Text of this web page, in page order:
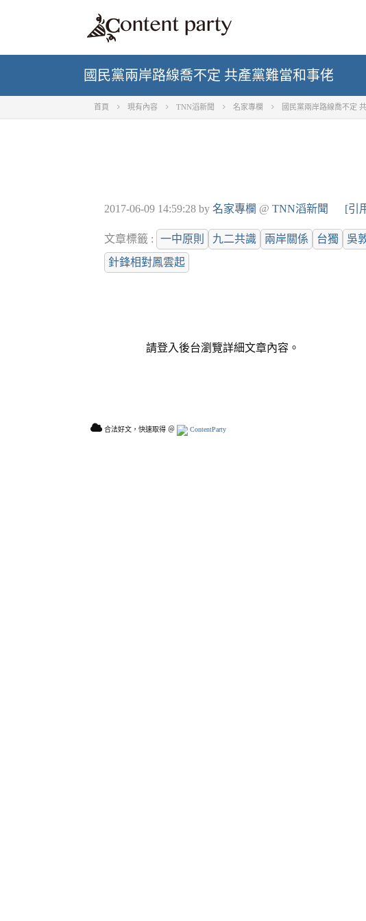
國民黨兩岸路線喬不定 共產黨難當和事佬
首頁 現有內容 TNN滔新聞 名家專欄 國民黨兩岸路線喬不定
2017-06-09 14:59:28 by 名家專欄 @ TNN滔新聞 [引
文章標籤 : 一中原則 九二共識 兩岸關係 台獨 吳
針鋒相對鳳雲起
請登入後台瀏覽詳細文章內容。
合法好文，快速取得 ＠ ContentParty